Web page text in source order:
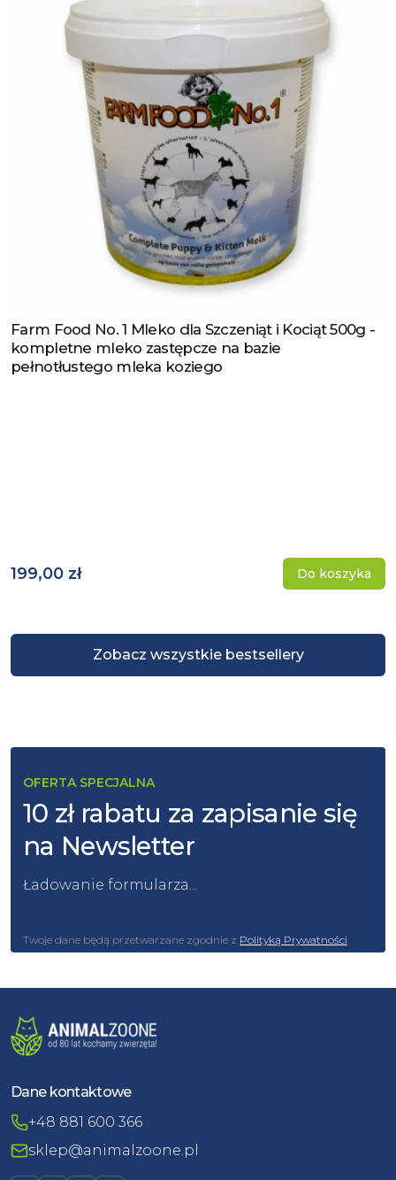
Zobacz wszystkie bestsellery
Zobacz produkt
Farm Food No. 1 Mleko dla Szczeniąt i Kociąt 500g -
kompletne mleko zastępcze na bazie
pełnotłustego mleka koziego
199,00 zł Do koszyka
OFERTA SPECJALNA
10 zł rabatu za zapisanie się
na Newsletter
Ładowanie formularza...
Twoje dane będą przetwarzane zgodnie z Polityką Prywatności
Dane kontaktowe
+48 881 600 366
sklep@animalzoone.pl